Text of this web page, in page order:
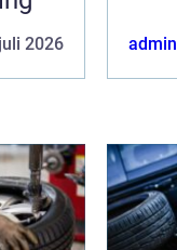
2026 admin